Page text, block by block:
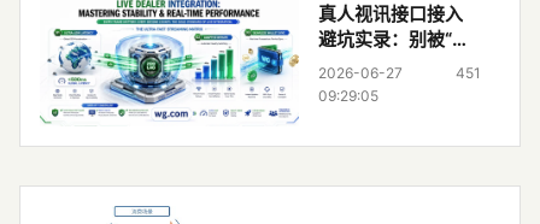
真人视讯接口接入
避坑实录：别被“一
键接入”骗了，这5
个真问题不搞定，
2026-06-27
09:29:05
451